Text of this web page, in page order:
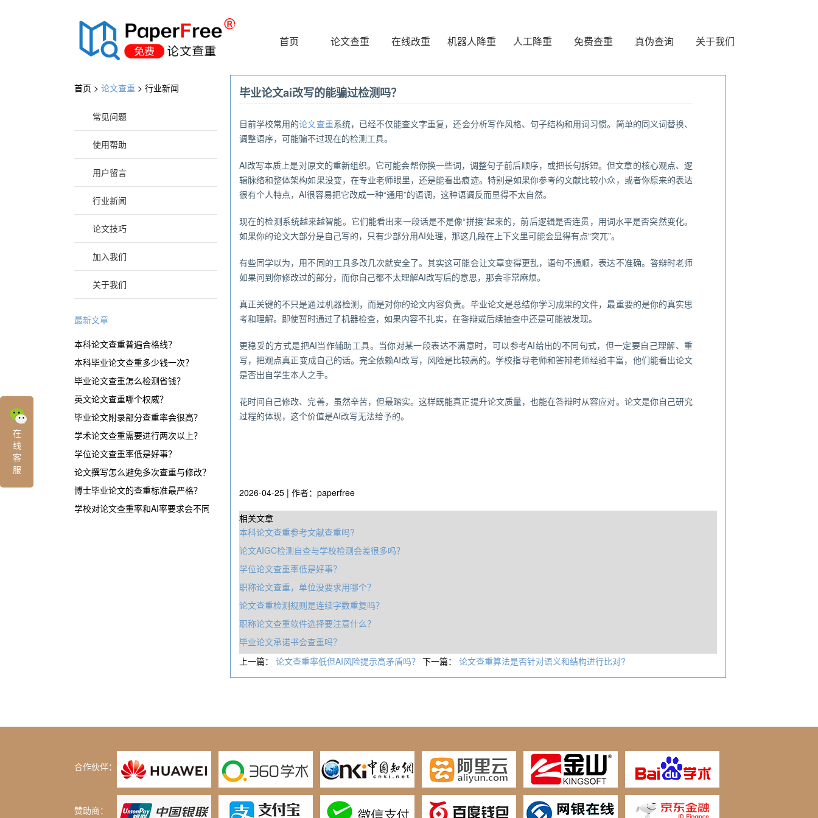
®
首页 论文查重 在线改重 机器人降重 人工降重 免费查重 真伪查询 关于我们
首页 > 论文查重 > 行业新闻
常见问题
使用帮助
用户留言
行业新闻
论文技巧
加入我们
关于我们
最新文章
本科论文查重普遍合格线？
本科毕业论文查重多少钱一次？
毕业论文查重怎么检测省钱？
英文论文查重哪个权威？
毕业论文附录部分查重率会很高？
学术论文查重需要进行两次以上？
学位论文查重率低是好事？
论文撰写怎么避免多次查重与修改？
博士毕业论文的查重标准最严格？
学校对论文查重率和AI率要求会不同？
毕业论文ai改写的能骗过检测吗？
目前学校常用的论文查重系统，已经不仅能查文字重复，还会分析写作风格、句子结构和用词习惯。简单的同义词替换、
调整语序，可能骗不过现在的检测工具。
AI改写本质上是对原文的重新组织。它可能会帮你换一些词，调整句子前后顺序，或把长句拆短。但文章的核心观点、逻
辑脉络和整体架构如果没变，在专业老师眼里，还是能看出痕迹。特别是如果你参考的文献比较小众，或者你原来的表达
很有个人特点，AI很容易把它改成一种“通用”的语调，这种语调反而显得不太自然。
现在的检测系统越来越智能。它们能看出来一段话是不是像“拼接”起来的，前后逻辑是否连贯，用词水平是否突然变化。
如果你的论文大部分是自己写的，只有少部分用AI处理，那这几段在上下文里可能会显得有点“突兀”。
有些同学以为，用不同的工具多改几次就安全了。其实这可能会让文章变得更乱，语句不通顺，表达不准确。答辩时老师
如果问到你修改过的部分，而你自己都不太理解AI改写后的意思，那会非常麻烦。
真正关键的不只是通过机器检测，而是对你的论文内容负责。毕业论文是总结你学习成果的文件，最重要的是你的真实思
考和理解。即使暂时通过了机器检查，如果内容不扎实，在答辩或后续抽查中还是可能被发现。
更稳妥的方式是把AI当作辅助工具。当你对某一段表达不满意时，可以参考AI给出的不同句式，但一定要自己理解、重
写，把观点真正变成自己的话。完全依赖AI改写，风险是比较高的。学校指导老师和答辩老师经验丰富，他们能看出论文
是否出自学生本人之手。
花时间自己修改、完善，虽然辛苦，但最踏实。这样既能真正提升论文质量，也能在答辩时从容应对。论文是你自己研究
过程的体现，这个价值是AI改写无法给予的。
2026-04-25 | 作者：paperfree
相关文章
本科论文查重参考文献查重吗?
论文AIGC检测自查与学校检测会差很多吗？
学位论文查重率低是好事？
职‎称论文查重，单位没要求用哪个？
论文查重检测规则是连续字数重复吗？
职称论文查重软件选择要注意什么？
毕业论文承诺书会查重吗？
上一篇： 论文查重率低但AI风险提示高矛盾吗？ 下一篇： 论文查重算法是否针对语义和结构进行比对?
合作伙伴：
赞助商：
在
线
客
服